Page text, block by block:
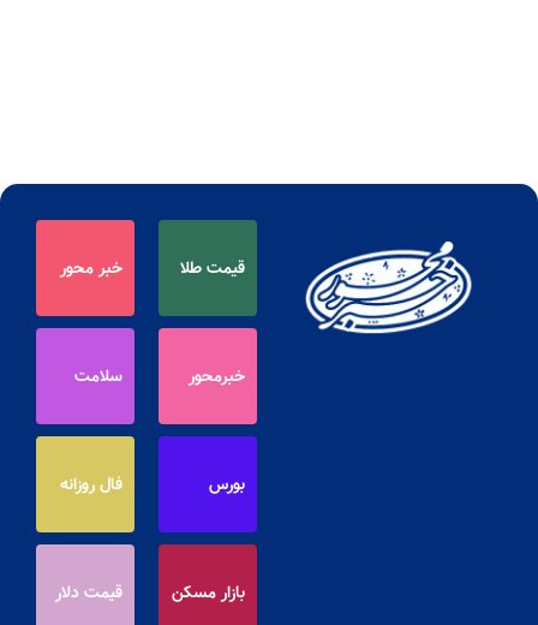
قیمت طلا خبر محور
خبرمحور سلامت
بورس فال روزانه
بازار مسکن قیمت دلار